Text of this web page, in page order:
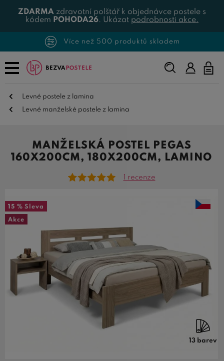
ZDARMA zdravotní polštář k objednávce postele s
kódem POHODA26. Ukázat podrobnosti akce.
Více než 500 produktů skladem
Napište,
co
Levné postele z lamina
Levné manželské postele z lamina
MANŽELSKÁ POSTEL PEGAS
160X200CM, 180X200CM, LAMINO
1 recenze
15 % Sleva
Akce
13 barev